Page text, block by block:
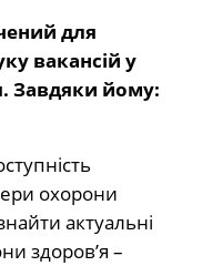
для
вакансій у
Завдяки йому:
охорони
актуальні
здоров’я –